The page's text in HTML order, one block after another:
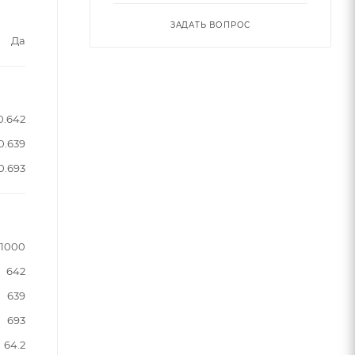
Да
642
639
693
64.2
ЗАДАТЬ ВОПРОС